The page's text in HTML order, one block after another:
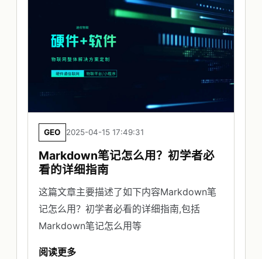
GEO 2025-04-15 17:49:31
Markdown笔记怎么用？初学者必
看的详细指南
这篇文章主要描述了如下内容Markdown笔
记怎么用？初学者必看的详细指南,包括
Markdown笔记怎么用等
阅读更多